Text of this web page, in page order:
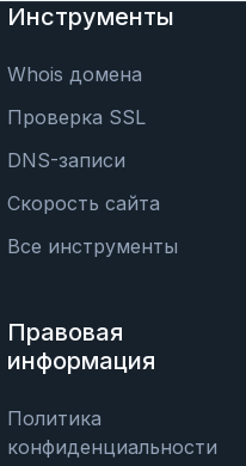
Инструменты
Whois домена
Проверка SSL
DNS-записи
Скорость сайта
Все инструменты
Правовая
информация
Политика
конфиденциальности